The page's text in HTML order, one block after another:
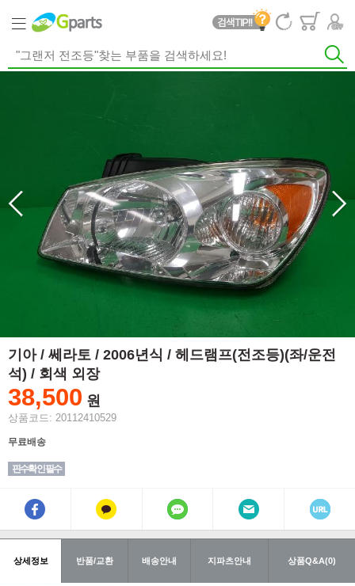
기아 / 쎄라토 / 2006년식 / 헤드램프(전조등)(좌/운전
석) / 회색 외장
38,500 원
상품코드: 20112410529
무료배송
핀수확인 필수
상세정보 반품/교환 배송안내 지파츠안내 상품Q&A(0)